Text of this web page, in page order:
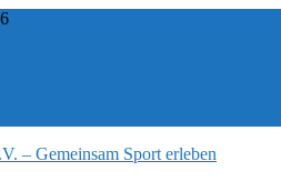
– Gemeinsam Sport erleben